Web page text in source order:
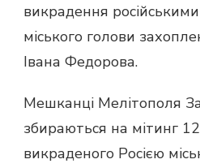
викрадення
міського голови
Івана Федорова.
Мешканці Мелітополя
збираються на мітинг
викраденого Росією